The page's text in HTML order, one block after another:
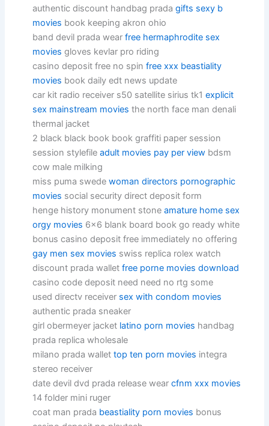
authentic discount handbag pradagifts sexy b
movies book keeping akron ohio
band devil prada wearfree hermaphrodite sex
movies gloves kevlar pro riding
casino deposit free no spinfree xxx beastiality
movies book daily edt news update
car kit radio receiver s50 satellite sirius tk1explicit
sex mainstream movies the north face man denali
thermal jacket
2 black black book book graffiti paper session
session stylefileadult movies pay per view bdsm
cow male milking
miss puma swedewoman directors pornographic
movies social security direct deposit form
henge history monument stoneamature home sex
orgy movies 6×6 blank board book go ready white
bonus casino deposit free immediately no offering
gay men sex movies swiss replica rolex watch
discount prada walletfree porne movies download
casino code deposit need need no rtg some
used directv receiver sex with condom movies
authentic prada sneaker
girl obermeyer jacket latino porn movies handbag
prada replica wholesale
milano prada wallettop ten porn movies integra
stereo receiver
date devil dvd prada release wearcfnm xxx movies
14 folder mini ruger
coat man prada beastiality porn movies bonus